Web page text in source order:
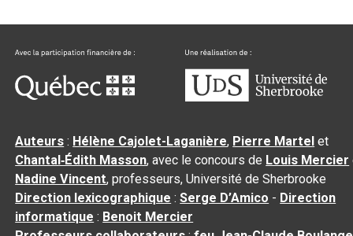
Auteurs : Hélène Cajolet-Laganière, Pierre Martel et
Chantal‑Édith Masson, avec le concours de Louis Mercier
Nadine Vincent, professeurs, Université de Sherbrooke
Direction lexicographique :Serge D’Amico - Direction
informatique : Benoit Mercier